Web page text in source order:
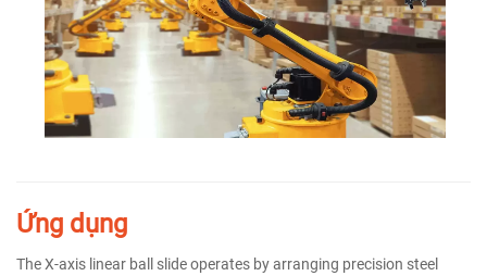
Ứng dụng
The X-axis linear ball slide operates by arranging precision steel